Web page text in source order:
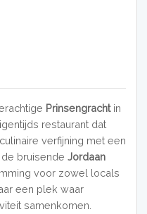
Prinsengrachtin
restaurant dat
verfijning met een
bruisende Jordaan
voor zowel locals
een plek waar
samenkomen.